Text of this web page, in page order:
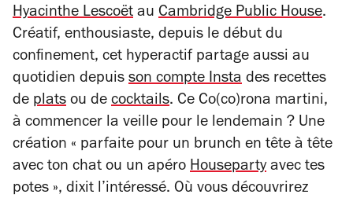
Hyacinthe Lescoët au Cambridge Public House.
Créatif, enthousiaste, depuis le début du
confinement, cet hyperactif partage aussi au
quotidien depuis son compte Insta des recettes
de plats ou de cocktails. Ce Co(co)rona martini,
à commencer la veille pour le lendemain ? Une
création « parfaite pour un brunch en tête à tête
avec ton chat ou un apéro Housepartyavec tes
potes », dixit l’intéressé. Où vous découvrirez